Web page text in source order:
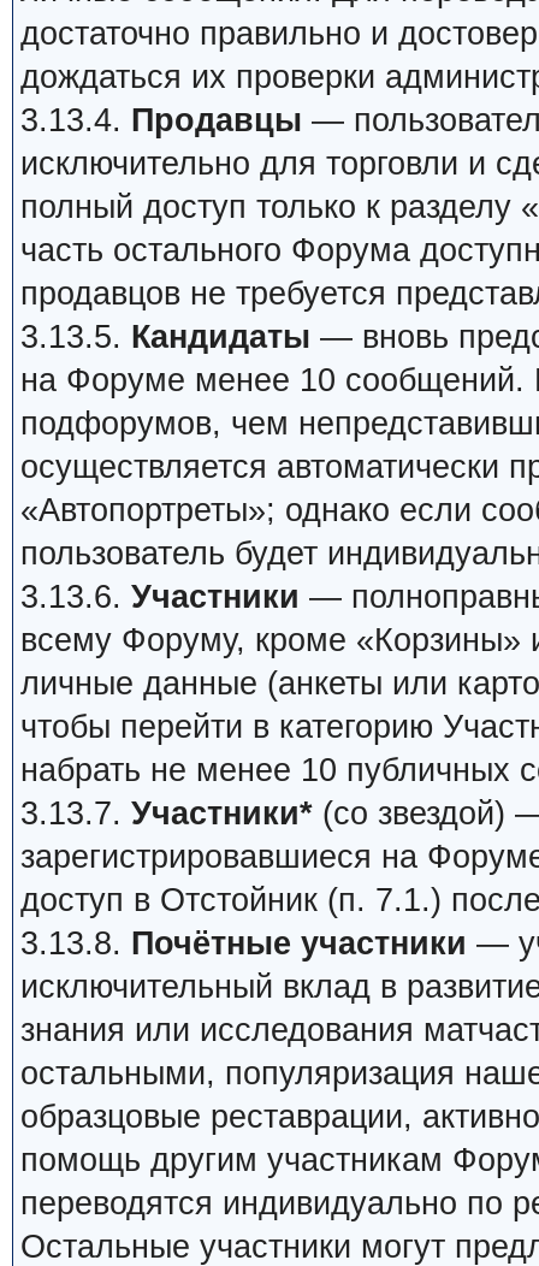
достаточно правильно и
дождаться их проверки
3.13.4. Продавцы —
исключительно для торговли и
полный доступ только к
часть остального Форума
продавцов не требуется
3.13.5. Кандидаты — вновь
на Форуме менее 10 сообщений.
подфорумов, чем
осуществляется автоматически
«Автопортреты»; однако если
пользователь будет
3.13.6. Участники —
всему Форуму, кроме «Корзины»
личные данные (анкеты или
чтобы перейти в категорию
набрать не менее 10 публичных
3.13.7. Участники*(со звездой)
зарегистрировавшиеся на
доступ в Отстойник (п. 7.1.)
3.13.8. Почётные участники —
исключительный вклад в
знания или исследования
остальными, популяризация
образцовые реставрации,
помощь другим участникам
переводятся индивидуально по
Остальные участники могут